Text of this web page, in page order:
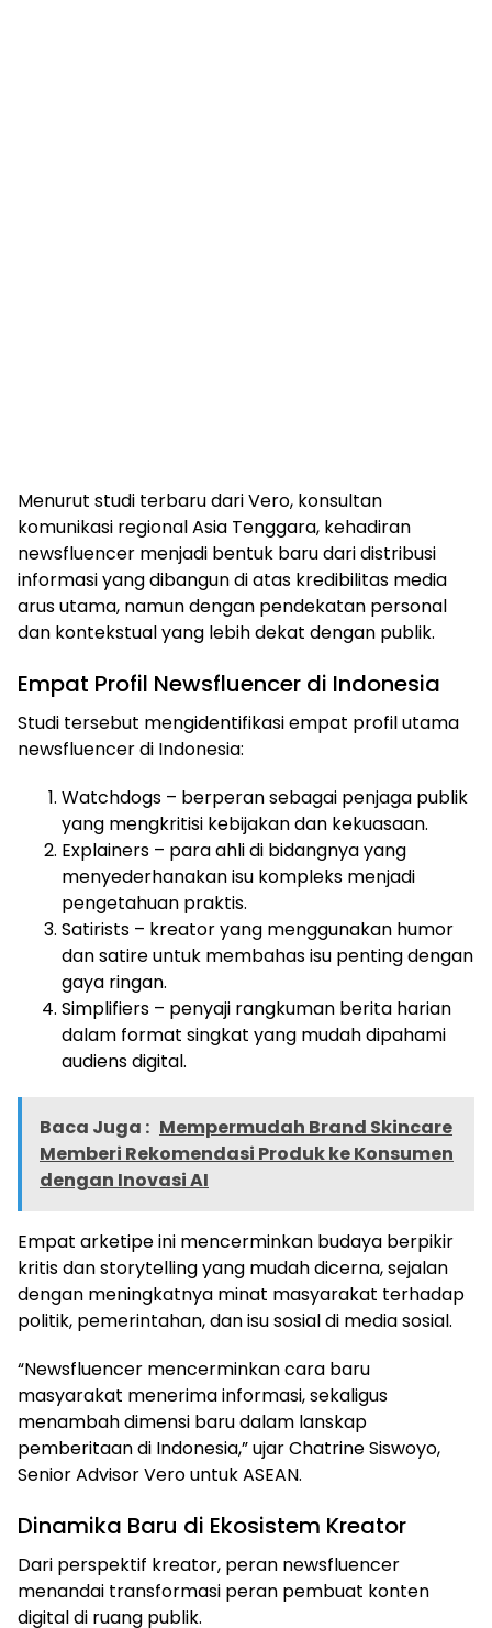
Menurut studi terbaru dari Vero, konsultan
komunikasi regional Asia Tenggara, kehadiran
newsfluencer menjadi bentuk baru dari distribusi
informasi yang dibangun di atas kredibilitas media
arus utama, namun dengan pendekatan personal
dan kontekstual yang lebih dekat dengan publik.
Empat Profil Newsfluencer di Indonesia
Studi tersebut mengidentifikasi empat profil utama
newsfluencer di Indonesia:
Watchdogs – berperan sebagai penjaga publik
yang mengkritisi kebijakan dan kekuasaan.
Explainers – para ahli di bidangnya yang
menyederhanakan isu kompleks menjadi
pengetahuan praktis.
Satirists – kreator yang menggunakan humor
dan satire untuk membahas isu penting dengan
gaya ringan.
Simplifiers – penyaji rangkuman berita harian
dalam format singkat yang mudah dipahami
audiens digital.
Baca Juga : Mempermudah Brand Skincare
Memberi Rekomendasi Produk ke Konsumen
dengan Inovasi AI
Empat arketipe ini mencerminkan budaya berpikir
kritis dan storytelling yang mudah dicerna, sejalan
dengan meningkatnya minat masyarakat terhadap
politik, pemerintahan, dan isu sosial di media sosial.
“Newsfluencer mencerminkan cara baru
masyarakat menerima informasi, sekaligus
menambah dimensi baru dalam lanskap
pemberitaan di Indonesia,” ujar Chatrine Siswoyo,
Senior Advisor Vero untuk ASEAN.
Dinamika Baru di Ekosistem Kreator
Dari perspektif kreator, peran newsfluencer
menandai transformasi peran pembuat konten
digital di ruang publik.